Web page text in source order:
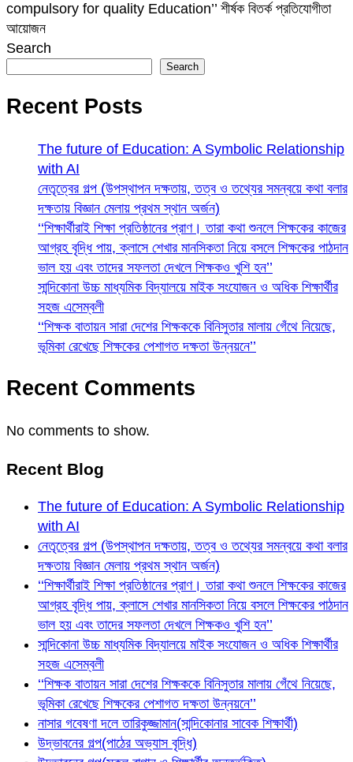
compulsory for quality Education’’ শীর্ষক বিতর্ক প্রতিযোগীতা
আয়োজন
Search
Search
Recent Posts
The future of Education: A Symbolic Relationship
with AI
নেতৃত্বের গল্প (উপস্থাপন দক্ষতায়, তত্ব ও তথ্যের সমন্বয়ে কথা বলার
দক্ষতায় বিজ্ঞান মেলায় প্রথম স্থান অর্জন)
‘‘শিক্ষার্থীরাই শিক্ষা প্রতিষ্ঠানের প্রাণ। তারা কথা শুনলে শিক্ষকের কাজের
আগ্রহ বৃদ্ধি পায়, ক্লাসে শেখার মানসিকতা নিয়ে বসলে শিক্ষকের পাঠদান
ভাল হয় এবং তাদের সফলতা দেখলে শিক্ষকও খুশি হন’’
সান্দিকোনা উচ্চ মাধ্যমিক বিদ্যালয়ে মাইক সংযোজন ও অধিক শিক্ষার্থীর
সহজ এসেম্বলী
‘‘শিক্ষক বাতায়ন সারা দেশের শিক্ষককে বিনিসুতার মালায় গেঁথে নিয়েছে,
ভূমিকা রেখেছে শিক্ষকের পেশাগত দক্ষতা উন্নয়নে’’
Recent Comments
No comments to show.
Recent Blog
The future of Education: A Symbolic Relationship
with AI
নেতৃত্বের গল্প (উপস্থাপন দক্ষতায়, তত্ব ও তথ্যের সমন্বয়ে কথা বলার
দক্ষতায় বিজ্ঞান মেলায় প্রথম স্থান অর্জন)
‘‘শিক্ষার্থীরাই শিক্ষা প্রতিষ্ঠানের প্রাণ। তারা কথা শুনলে শিক্ষকের কাজের
আগ্রহ বৃদ্ধি পায়, ক্লাসে শেখার মানসিকতা নিয়ে বসলে শিক্ষকের পাঠদান
ভাল হয় এবং তাদের সফলতা দেখলে শিক্ষকও খুশি হন’’
সান্দিকোনা উচ্চ মাধ্যমিক বিদ্যালয়ে মাইক সংযোজন ও অধিক শিক্ষার্থীর
সহজ এসেম্বলী
‘‘শিক্ষক বাতায়ন সারা দেশের শিক্ষককে বিনিসুতার মালায় গেঁথে নিয়েছে,
ভূমিকা রেখেছে শিক্ষকের পেশাগত দক্ষতা উন্নয়নে’’
নাসার গবেষণা দলে তারিকুজ্জামান(সান্দিকোনার সাবেক শিক্ষার্থী)
উদ্ভাবনের গল্প(পাঠের অভ্যাস বৃদ্ধি)